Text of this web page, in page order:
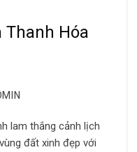
Hóa
lam thắng cảnh lịch
đất xinh đẹp với